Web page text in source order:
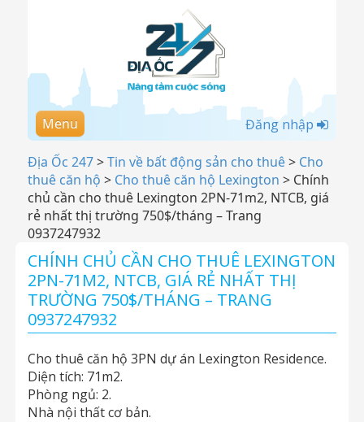
Menu Đăng nhập
Địa Ốc 247>Tin về bất động sản cho thuê> Cho
thuê căn hộ > Cho thuê căn hộ Lexington > Chính
chủ cần cho thuê Lexington 2PN-71m2, NTCB, giá
rẻ nhất thị trường 750$/tháng – Trang
0937247932
CHÍNH CHỦ CẦN CHO THUÊ LEXINGTON
2PN-71M2, NTCB, GIÁ RẺ NHẤT THỊ
TRƯỜNG 750$/THÁNG – TRANG
0937247932
Cho thuê căn hộ 3PN dự án Lexington Residence.
Diện tích: 71m2.
Phòng ngủ: 2.
Nhà nội thất cơ bản.